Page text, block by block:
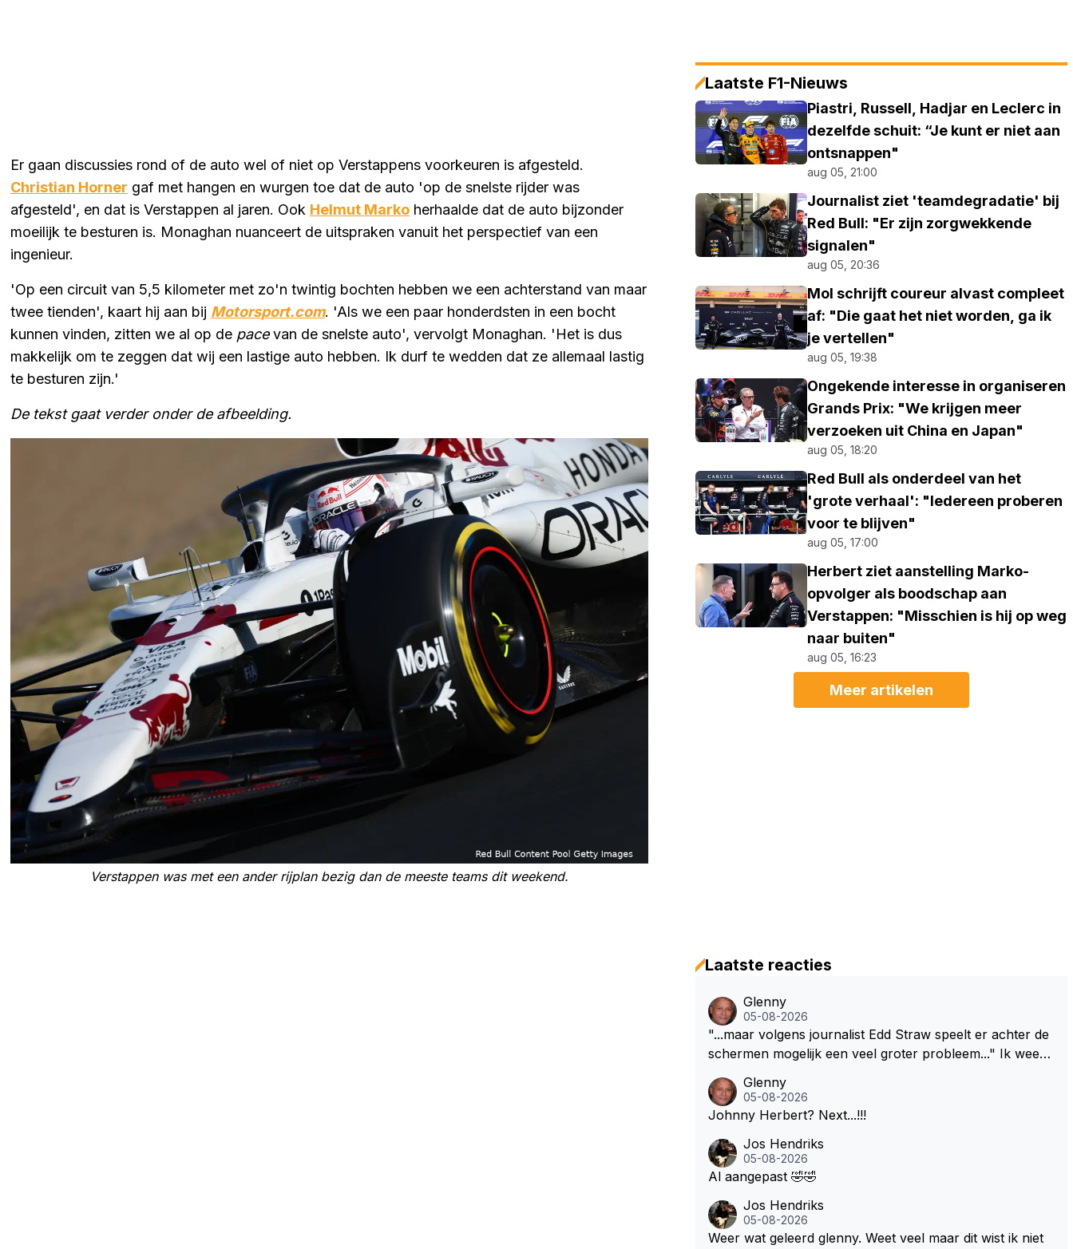
Er gaan discussies rond of de auto wel of niet op Verstappens voorkeuren is afgesteld.
Christian Horner gaf met hangen en wurgen toe dat de auto 'op de snelste rijder was
afgesteld', en dat is Verstappen al jaren. Ook Helmut Marko herhaalde dat de auto bijzonder
moeilijk te besturen is. Monaghan nuanceert de uitspraken vanuit het perspectief van een
ingenieur.
'Op een circuit van 5,5 kilometer met zo'n twintig bochten hebben we een achterstand van maar
twee tienden', kaart hij aan bij Motorsport.com. 'Als we een paar honderdsten in een bocht
kunnen vinden, zitten we al op de pacevan de snelste auto', vervolgt Monaghan. 'Het is dus
makkelijk om te zeggen dat wij een lastige auto hebben. Ik durf te wedden dat ze allemaal lastig
te besturen zijn.'
De tekst gaat verder onder de afbeelding.
Verstappen was met een ander rijplan bezig dan de meeste teams dit weekend.
Laatste F1-Nieuws
Piastri, Russell, Hadjar en Leclerc in
dezelfde schuit: “Je kunt er niet aan
ontsnappen"
aug 05, 21:00
Journalist ziet 'teamdegradatie' bij
Red Bull: "Er zijn zorgwekkende
signalen"
aug 05, 20:36
Mol schrijft coureur alvast compleet
af: "Die gaat het niet worden, ga ik
je vertellen"
aug 05, 19:38
Ongekende interesse in organiseren
Grands Prix: "We krijgen meer
verzoeken uit China en Japan"
aug 05, 18:20
Red Bull als onderdeel van het
'grote verhaal': "Iedereen proberen
voor te blijven"
aug 05, 17:00
Herbert ziet aanstelling Marko-
opvolger als boodschap aan
Verstappen: "Misschien is hij op weg
naar buiten"
aug 05, 16:23
Meer artikelen
Laatste reacties
Glenny
05-08-2026
"...maar volgens journalist Edd Straw speelt er achter de
schermen mogelijk een veel groter probleem..." Ik weet
Glenny
05-08-2026
Johnny Herbert? Next...!!!
Jos Hendriks
05-08-2026
Al aangepast 🤣🤣
Jos Hendriks
05-08-2026
Weer wat geleerd glenny. Weet veel maar dit wist ik niet